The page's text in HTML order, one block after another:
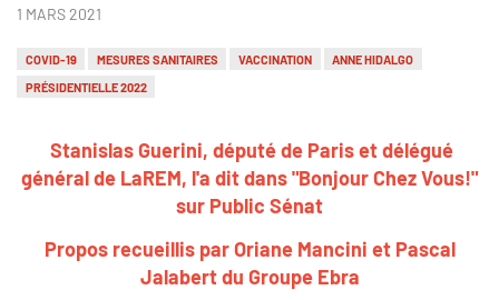
1 MARS 2021
COVID-19 MESURES SANITAIRES VACCINATION
ANNE HIDALGO
PRÉSIDENTIELLE 2022
Stanislas Guerini, député de Paris et délégué
général de LaREM, l'a dit dans "Bonjour Chez Vous!"
sur Public Sénat
Propos recueillis par Oriane Mancini et Pascal
Jalabert du Groupe Ebra